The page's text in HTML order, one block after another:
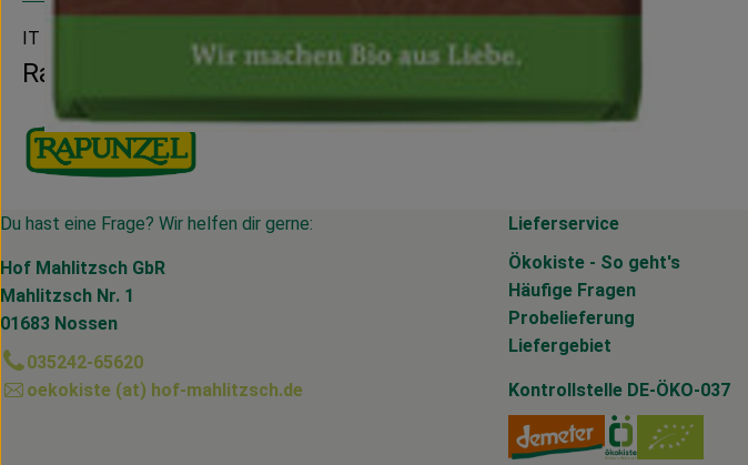
IT
Rapunzel
Du hast eine Frage? Wir helfen dir gerne:
Hof Mahlitzsch GbR
Mahlitzsch Nr. 1
01683 Nossen
035242-65620
oekokiste (at) hof-mahlitzsch.de
Lieferservice
Ökokiste - So geht's
Häufige Fragen
Probelieferung
Liefergebiet
Kontrollstelle DE-ÖKO-037